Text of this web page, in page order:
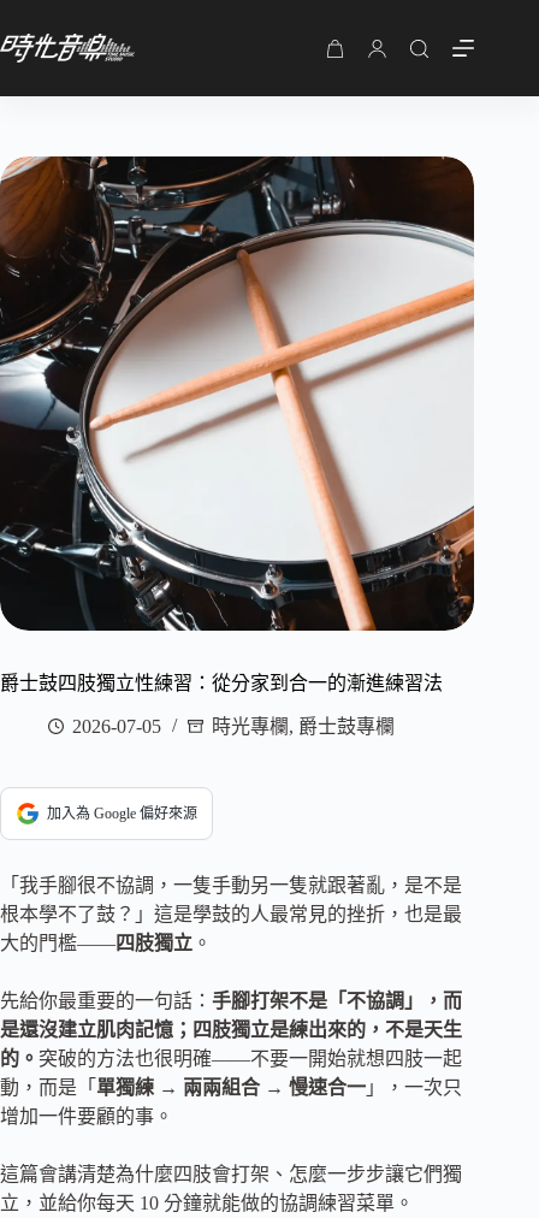
購
物
爵士鼓四肢獨立性練習：從分家到合一的漸進練習法
2026-07-05 時光專欄, 爵士鼓專欄
加入為 Google 偏好來源
「我手腳很不協調，一隻手動另一隻就跟著亂，是不是
根本學不了鼓？」這是學鼓的人最常見的挫折，也是最
大的門檻——四肢獨立 。
先給你最重要的一句話： 手腳打架不是「不協調」，而
是還沒建立肌肉記憶；四肢獨立是練出來的，不是天生
的。 突破的方法也很明確——不要一開始就想四肢一起
動，而是「 單獨練 → 兩兩組合 → 慢速合一 」，一次只
增加一件要顧的事。
這篇會講清楚為什麼四肢會打架、怎麼一步步讓它們獨
立，並給你每天 10 分鐘就能做的協調練習菜單。